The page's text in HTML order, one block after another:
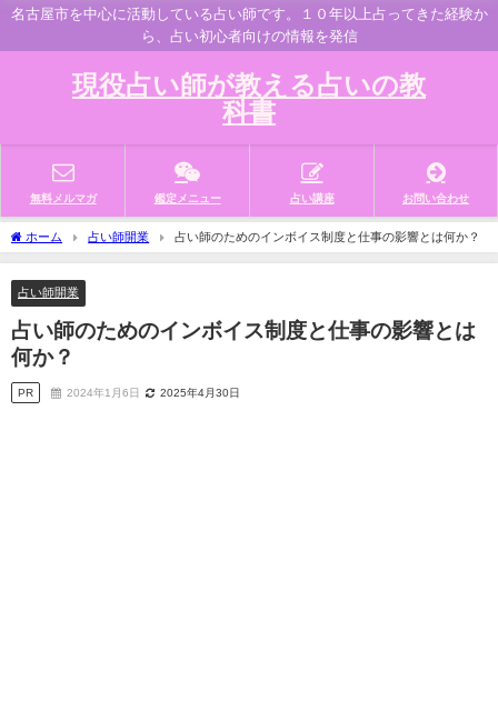
名古屋市を中心に活動している占い師です。１０年以上占ってきた経験か
ら、占い初心者向けの情報を発信
現役占い師が教える占いの教
科書
無料メルマガ 鑑定メニュー 占い講座 お問い合わせ
ホーム 占い師開業 占い師のためのインボイス制度と仕事の影響とは何か？
占い師開業
占い師のためのインボイス制度と仕事の影響とは
何か？
PR 2024年1月6日 2025年4月30日